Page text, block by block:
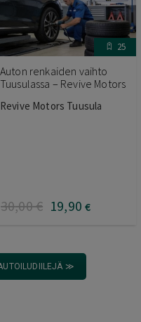
25
Auton renkaiden vaihto
Tuusulassa – Revive Motors
Revive Motors Tuusula
30,00€ 19,90 €
≫